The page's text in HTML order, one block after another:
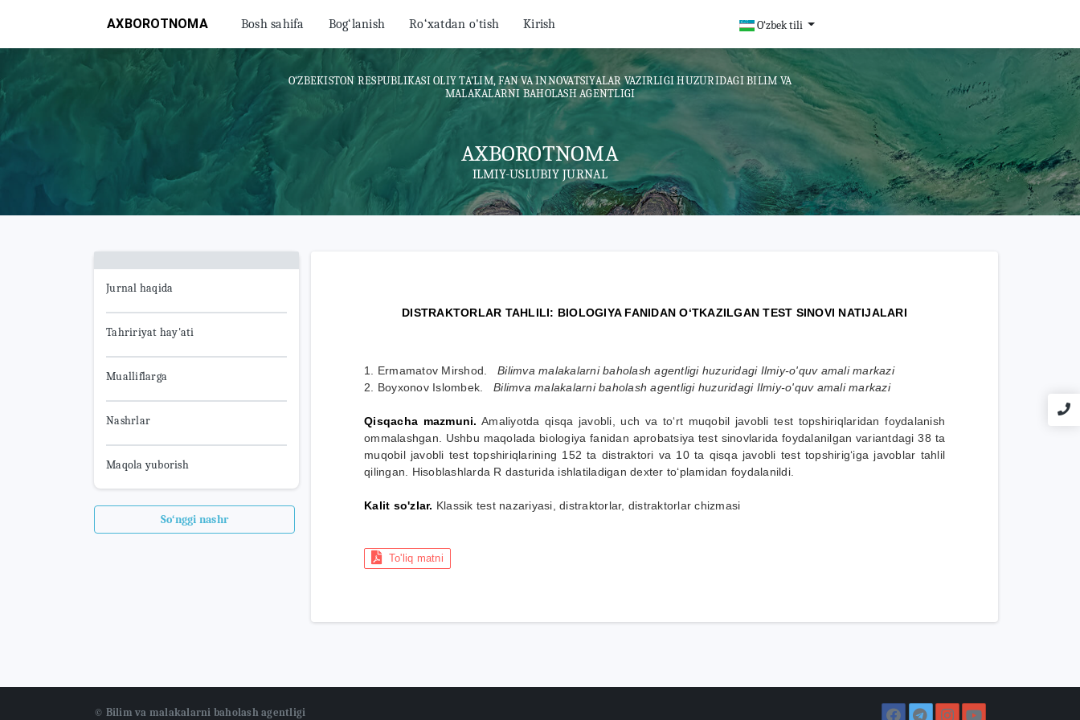
AXBOROTNOMA Bosh sahifa Bog‘lanish Ro‘xatdan o'tish Kirish O‘zbek tili
O‘ZBEKISTON RESPUBLIKASI OLIY TA’LIM, FAN VA INNOVATSIYALAR VAZIRLIGI HUZURIDAGI BILIM VA
MALAKALARNI BAHOLASH AGENTLIGI
AXBOROTNOMA
ILMIY-USLUBIY JURNAL
Jurnal haqida
Tahririyat hay'ati
Mualliflarga
Nashrlar
Maqola yuborish
So‘nggi nashr
DISTRAKTORLAR TAHLILI: BIOLOGIYA FANIDAN O‘TKAZILGAN TEST SINOVI NATIJALARI
1. Ermamatov Mirshod. Bilimva malakalarni baholash agentligi huzuridagi Ilmiy-o'quv amali markazi
2. Boyxonov Islombek. Bilimva malakalarni baholash agentligi huzuridagi Ilmiy-o'quv amali markazi
Qisqacha mazmuni. Amaliyotda qisqa javobli, uch va to‘rt muqobil javobli test topshiriqlaridan foydalanish
ommalashgan. Ushbu maqolada biologiya fanidan aprobatsiya test sinovlarida foydalanilgan variantdagi 38 ta
muqobil javobli test topshiriqlarining 152 ta distraktori va 10 ta qisqa javobli test topshirig‘iga javoblar tahlil
qilingan. Hisoblashlarda R dasturida ishlatiladigan dexter to‘plamidan foydalanildi.
Kalit so'zlar. Klassik test nazariyasi, distraktorlar, distraktorlar chizmasi
To'liq matni
© Bilim va malakalarni baholash agentligi